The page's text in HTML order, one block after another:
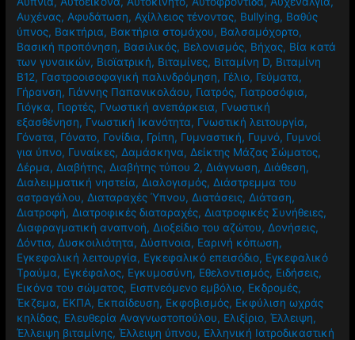
Αυχένας, Αφυδάτωση, Αχίλλειος τένοντας, Βullying, Βαθύς
ύπνος, Βακτήρια, Βακτήρια στομάχου, Βαλσαμόχορτο,
Βασική προπόνηση, Βασιλικός, Βελονισμός, Βήχας, Βία κατά
των γυναικών, Βιοϊατρική, Βιταμίνες, Βιταμίνη D, Βιταμίνη
Β12, Γαστροοισοφαγική παλινδρόμηση, Γέλιο, Γεύματα,
Γήρανση, Γιάννης Παπανικολάου, Γιατρός, Γιατροσόφια,
Γιόγκα, Γιορτές, Γνωστική ανεπάρκεια, Γνωστική
εξασθένηση, Γνωστική Ικανότητα, Γνωστική λειτουργία,
Γόνατα, Γόνατο, Γονίδια, Γρίπη, Γυμναστική, Γυμνό, Γυμνοί
για ύπνο, Γυναίκες, Δαμάσκηνα, Δείκτης Μάζας Σώματος,
Δέρμα, Διαβήτης, Διαβήτης τύπου 2, Διάγνωση, Διάθεση,
Διαλειμματική νηστεία, Διαλογισμός, Διάστρεμμα του
αστραγάλου, Διαταραχές Ύπνου, Διατάσεις, Διάταση,
Διατροφή, Διατροφικές διαταραχές, Διατροφικές Συνήθειες,
Διαφραγματική αναπνοή, Διοξείδιο του αζώτου, Δονήσεις,
Δόντια, Δυσκοιλιότητα, Δύσπνοια, Εαρινή κόπωση,
Εγκεφαλική λειτουργία, Εγκεφαλικό επεισόδιο, Εγκεφαλικό
Τραύμα, Εγκέφαλος, Εγκυμοσύνη, Εθελοντισμός, Ειδήσεις,
Εικόνα του σώματος, Εισπνεόμενο εμβόλιο, Εκδρομές,
Έκζεμα, ΕΚΠΑ, Εκπαίδευση, Εκφοβισμός, Εκφύλιση ωχράς
κηλίδας, Ελευθερία Αναγνωστοπούλου, Ελιξίριο,Έλλειψη,
Έλλειψη βιταμίνης,Έλλειψη ύπνου, Ελληνική Ιατροδικαστική